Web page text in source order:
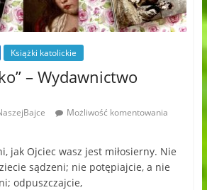
Książki katolickie
– Wydawnictwo
Możliwość komentowania
jak Ojciec wasz jest miłosierny. Nie
sądzeni; nie potępiajcie, a nie
odpuszczajcie,